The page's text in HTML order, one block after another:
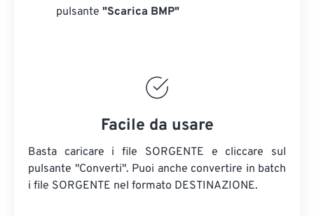
pulsante "Scarica BMP"
Facile da usare
Basta caricare i file SORGENTE e cliccare sul
pulsante "Converti". Puoi anche convertire in batch
i file SORGENTE nel formato DESTINAZIONE.